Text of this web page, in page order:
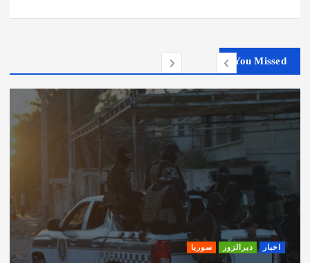
You Missed
اخبار ديرالزور سوريا